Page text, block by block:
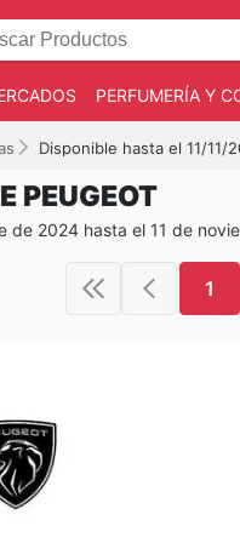
PERFUMERÍA Y
Disponible hasta el 11/11/
PEUGEOT
de 2024 hasta el 11 de
1